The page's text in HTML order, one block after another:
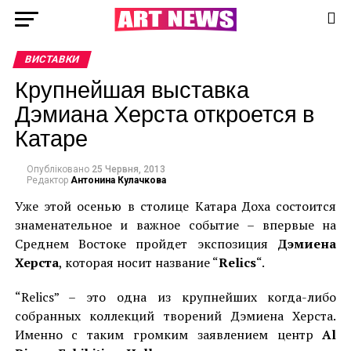
ВИСТАВКИ
Крупнейшая выставка
Дэмиана Херста откроется в
Катаре
Опубліковано 25 Червня, 2013
Редактор Антонина Кулачкова
Уже этой осенью в столице Катара Доха состоится
знаменательное и важное событие – впервые на
Среднем Востоке пройдет экспозиция Дэмиена
Херста, которая носит название “Relics“.
“Relics” – это одна из крупнейших когда-либо
собранных коллекций творений Дэмиена Херста.
Именно с таким громким заявлением центрAl